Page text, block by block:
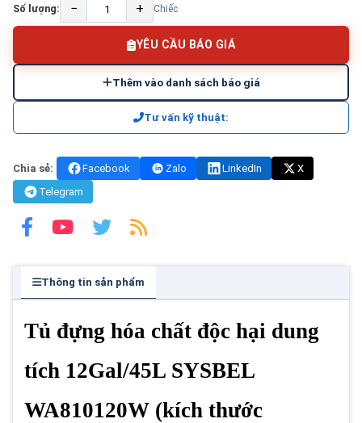
Số lượng: − + Chiếc
YÊU CẦU BÁO GIÁ
Thêm vào danh sách báo giá
Tư vấn kỹ thuật:
Chia sẻ: Facebook Zalo LinkedIn
X
Telegram
Thông tin sản phẩm
Tủ đựng hóa chất độc hại dung
tích 12Gal/45L SYSBEL
WA810120W (kích thước